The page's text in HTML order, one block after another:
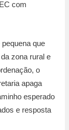
com
que
zona rural e
o
apaga
esperado
e resposta